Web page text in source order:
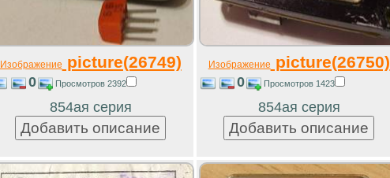
Изображение picture(26749)
0 Просмотров 2392
854ая серия
Изображение picture(26750)
0 Просмотров 1423
854ая серия